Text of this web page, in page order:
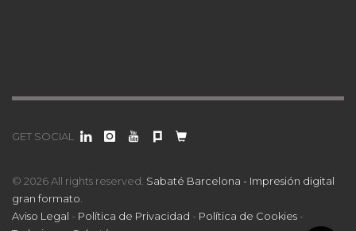
GET SOCIAL
© 2026 All rights reserved. Sabaté Barcelona - Impresión digital
gran formato
Aviso Legal - Política de Privacidad - Política de Cookies -